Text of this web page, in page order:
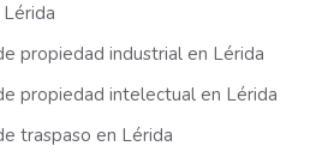
propiedad industrial en Lérida
propiedad intelectual en Lérida
traspaso en Lérida